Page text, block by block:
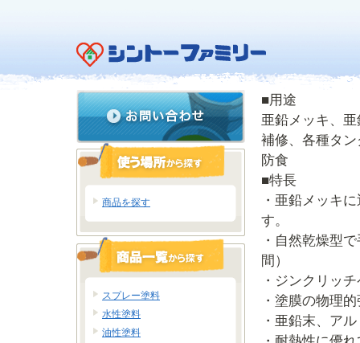
■用途
亜鉛メッキ、
補修、各種タ
防食
■特長
・亜鉛メッキ
す。
・自然乾燥型
間）
・ジンクリッ
・塗膜の物理
・亜鉛末、ア
商品を探す
スプレー塗料
水性塗料
油性塗料